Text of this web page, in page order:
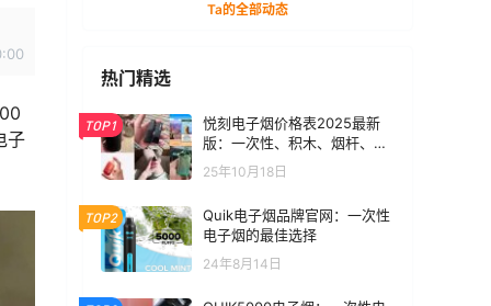
子
Ta的全部动态
热门精选
TOP1
悦刻电子烟价格表2025最新
版：一次性、积木、烟杆、烟
弹全价位汇总
25年10月18日
TOP2
Quik电子烟品牌官网：一次性
电子烟的最佳选择
24年8月14日